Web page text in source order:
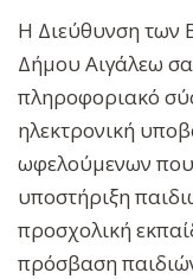
Η Διεύθυνση των
Δήμου Αιγάλεω
πληροφοριακό
ηλεκτρονική
ωφελούμενων
υποστήριξη
προσχολική
πρόσβαση